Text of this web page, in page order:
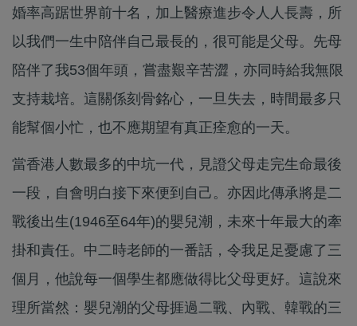
婚率高踞世界前十名，加上醫療進步令人人長壽，所
以我們一生中陪伴自己最長的，很可能是父母。先母
陪伴了我53個年頭，嘗盡艱辛苦澀，亦同時給我無限
支持栽培。這關係刻骨銘心，一旦失去，時間最多只
能幫個小忙，也不應期望有真正痊愈的一天。
當香港人數最多的中坑一代，見證父母走完生命最後
一段，自會明白接下來便到自己。亦因此傳承將是二
戰後出生(1946至64年)的嬰兒潮，未來十年最大的牽
掛和責任。中二時老師的一番話，令我足足憂慮了三
個月，他說每一個學生都應做得比父母更好。這說來
理所當然：嬰兒潮的父母捱過二戰、內戰、韓戰的三